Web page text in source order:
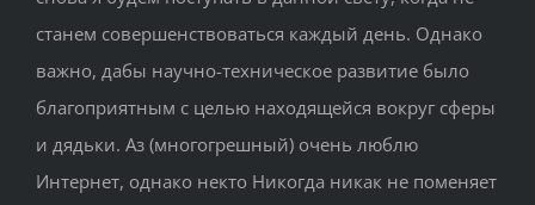
станем совершенствоваться каждый день. Однако
важно, дабы научно-техническое развитие было
благоприятным с целью находящейся вокруг сферы
и дядьки. Аз (многогрешный) очень люблю
Интернет, однако некто Никогда никак не поменяет